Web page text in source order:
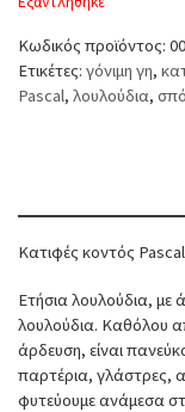
Κωδικός προϊόντος:
Ετικέτες: γόνιμη γη,
Pascal, λουλούδια,
Κατιφές κοντός
Ετήσια λουλούδια, με
λουλούδια. Καθόλου
άρδευση, είναι
παρτέρια, γλάστρες,
φυτεύουμε ανάμεσα